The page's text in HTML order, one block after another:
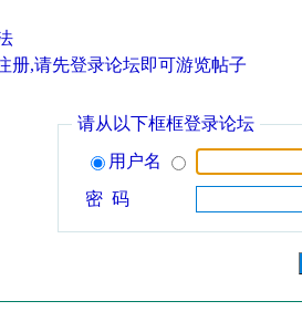
册,请先登录论坛即可游览帖子
请从以下框框登录论坛
用户名
密 码